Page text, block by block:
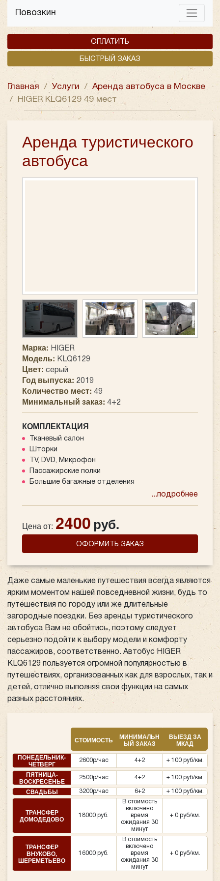
Повозкин
ОПЛАТИТЬ
БЫСТРЫЙ ЗАКАЗ
Главная / Услуги /
Аренда автобуса в Москве
/
HIGER KLQ6129 49 мест
Аренда туристического
автобуса
Марка: HIGER
Модель: KLQ6129
Цвет: серый
Год выпуска: 2019
Количество мест: 49
Минимальный заказ: 4+2
КОМПЛЕКТАЦИЯ
Тканевый салон
Шторки
TV, DVD, Микрофон
Пассажирские полки
Большие багажные отделения
...подробнее
Цена от: 2400руб.
ОФОРМИТЬ ЗАКАЗ
Даже самые маленькие путешествия всегда являются
ярким моментом нашей повседневной жизни, будь то
путешествия по городу или же длительные
загородные поездки. Без аренды туристического
автобуса Вам не обойтись, поэтому следует
серьезно подойти к выбору модели и комфорту
пассажиров, соответственно. Автобус HIGER
KLQ6129 пользуется огромной популярностью в
путешествиях, организованных как для взрослых, так и
детей, отлично выполняя свои функции на самых
разных расстояниях.
СТОИМОСТЬ МИНИМАЛЬН
ЫЙ ЗАКАЗ
ВЫЕЗД ЗА
МКАД
ПОНЕДЕЛЬНИК-
ЧЕТВЕРГ 2600р/час 4+2 + 100 руб/км.
ПЯТНИЦА-
ВОСКРЕСЕНЬЕ 2500р/час 4+2 + 100 руб/км.
СВАДЬБЫ 3200р/час 6+2 + 100 руб/км.
ТРАНСФЕР
ДОМОДЕДОВО 18000 руб.
В стоимость
включено
время
ожидания 30
минут
+ 0 руб/км.
ТРАНСФЕР
ВНУКОВО,
ШЕРЕМЕТЬЕВО
16000 руб.
В стоимость
включено
время
ожидания 30
минут
+ 0 руб/км.